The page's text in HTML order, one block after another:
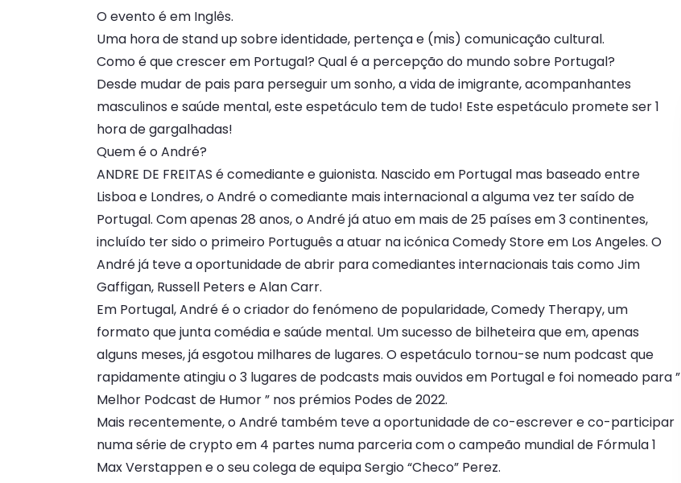
O evento é em Inglês.
Uma hora de stand up sobre identidade, pertença e (mis) comunicação cultural.
Como é que crescer em Portugal? Qual é a percepção do mundo sobre Portugal?
Desde mudar de pais para perseguir um sonho, a vida de imigrante, acompanhantes
masculinos e saúde mental, este espetáculo tem de tudo! Este espetáculo promete ser 1
hora de gargalhadas!
Quem é o André?
ANDRE DE FREITAS é comediante e guionista. Nascido em Portugal mas baseado entre
Lisboa e Londres, o André o comediante mais internacional a alguma vez ter saído de
Portugal. Com apenas 28 anos, o André já atuo em mais de 25 países em 3 continentes,
incluído ter sido o primeiro Português a atuar na icónica Comedy Store em Los Angeles. O
André já teve a oportunidade de abrir para comediantes internacionais tais como Jim
Gaffigan, Russell Peters e Alan Carr.
Em Portugal, André é o criador do fenómeno de popularidade, Comedy Therapy, um
formato que junta comédia e saúde mental. Um sucesso de bilheteira que em, apenas
alguns meses, já esgotou milhares de lugares. O espetáculo tornou-se num podcast que
rapidamente atingiu o 3 lugares de podcasts mais ouvidos em Portugal e foi nomeado para ”
Melhor Podcast de Humor ” nos prémios Podes de 2022.
Mais recentemente, o André também teve a oportunidade de co-escrever e co-participar
numa série de crypto em 4 partes numa parceria com o campeão mundial de Fórmula 1
Max Verstappen e o seu colega de equipa Sergio “Checo” Perez.